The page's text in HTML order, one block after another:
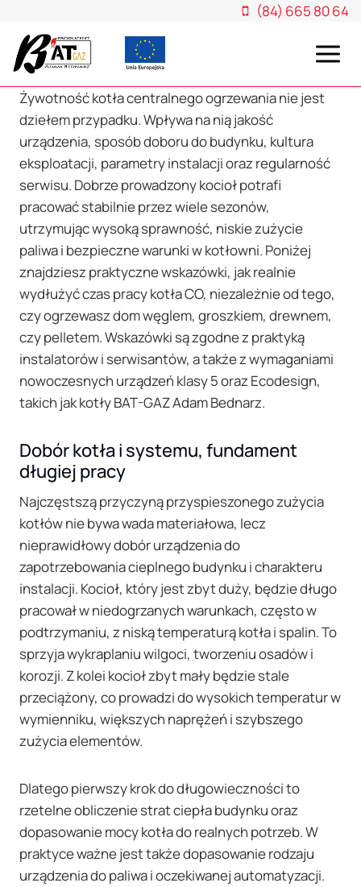
treści
(84) 665 80 64
Żywotność kotła centralnego ogrzewania nie jest
dziełem przypadku. Wpływa na nią jakość
urządzenia, sposób doboru do budynku, kultura
eksploatacji, parametry instalacji oraz regularność
serwisu. Dobrze prowadzony kocioł potrafi
pracować stabilnie przez wiele sezonów,
utrzymując wysoką sprawność, niskie zużycie
paliwa i bezpieczne warunki w kotłowni. Poniżej
znajdziesz praktyczne wskazówki, jak realnie
wydłużyć czas pracy kotła CO, niezależnie od tego,
czy ogrzewasz dom węglem, groszkiem, drewnem,
czy pelletem. Wskazówki są zgodne z praktyką
instalatorów i serwisantów, a także z wymaganiami
nowoczesnych urządzeń klasy 5 oraz Ecodesign,
takich jak kotły BAT-GAZ Adam Bednarz.
Dobór kotła i systemu, fundament
długiej pracy
Najczęstszą przyczyną przyspieszonego zużycia
kotłów nie bywa wada materiałowa, lecz
nieprawidłowy dobór urządzenia do
zapotrzebowania cieplnego budynku i charakteru
instalacji. Kocioł, który jest zbyt duży, będzie długo
pracował w niedogrzanych warunkach, często w
podtrzymaniu, z niską temperaturą kotła i spalin. To
sprzyja wykraplaniu wilgoci, tworzeniu osadów i
korozji. Z kolei kocioł zbyt mały będzie stale
przeciążony, co prowadzi do wysokich temperatur w
wymienniku, większych naprężeń i szybszego
zużycia elementów.
Dlatego pierwszy krok do długowieczności to
rzetelne obliczenie strat ciepła budynku oraz
dopasowanie mocy kotła do realnych potrzeb. W
praktyce ważne jest także dopasowanie rodzaju
urządzenia do paliwa i oczekiwanej automatyzacji.